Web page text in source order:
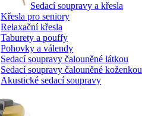
Sedací soupravy a křesla
Křesla pro seniory
Relaxační křesla
Taburety a pouffy
Pohovky a válendy
Sedací soupravy čalouněné látkou
Sedací soupravy čalouněné koženkou
Akustické sedací soupravy